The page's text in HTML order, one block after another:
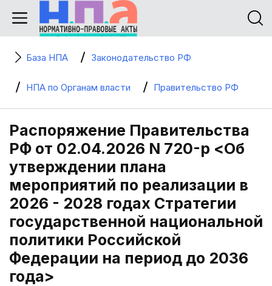
База НПА Законодательство РФ
НПА по Органам власти Правительство РФ
Распоряжение Правительства
РФ от 02.04.2026 N 720-р <Об
утверждении плана
мероприятий по реализации в
2026 - 2028 годах Стратегии
государственной национальной
политики Российской
Федерации на период до 2036
года>